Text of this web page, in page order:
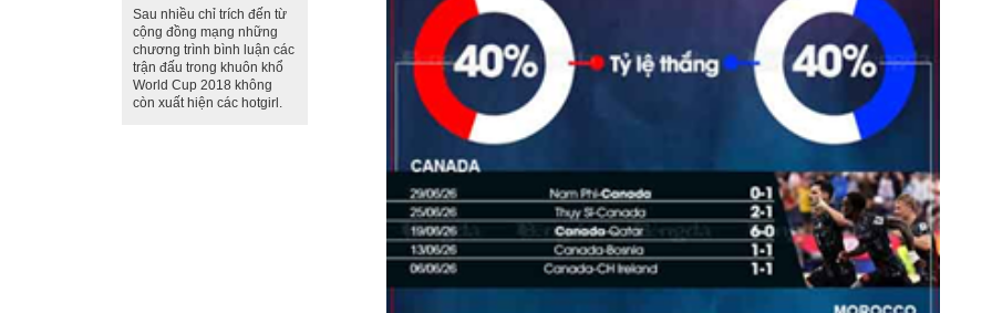
Sau nhiều chỉ trích đến từ
cộng đồng mạng những
chương trình bình luận các
trận đấu trong khuôn khổ
World Cup 2018 không
còn xuất hiện các hotgirl.